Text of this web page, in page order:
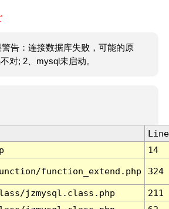
告：连接数据库失败，可能的原
对; 2、mysql未启动。
Line
14
function_extend.php 324
jzmysql.class.php
211